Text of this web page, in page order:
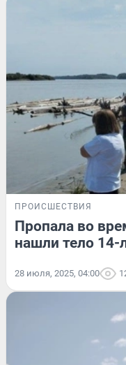
ПРОИСШЕСТВИЯ
Пропала во
нашли тело
28 июля, 2025, 04:00